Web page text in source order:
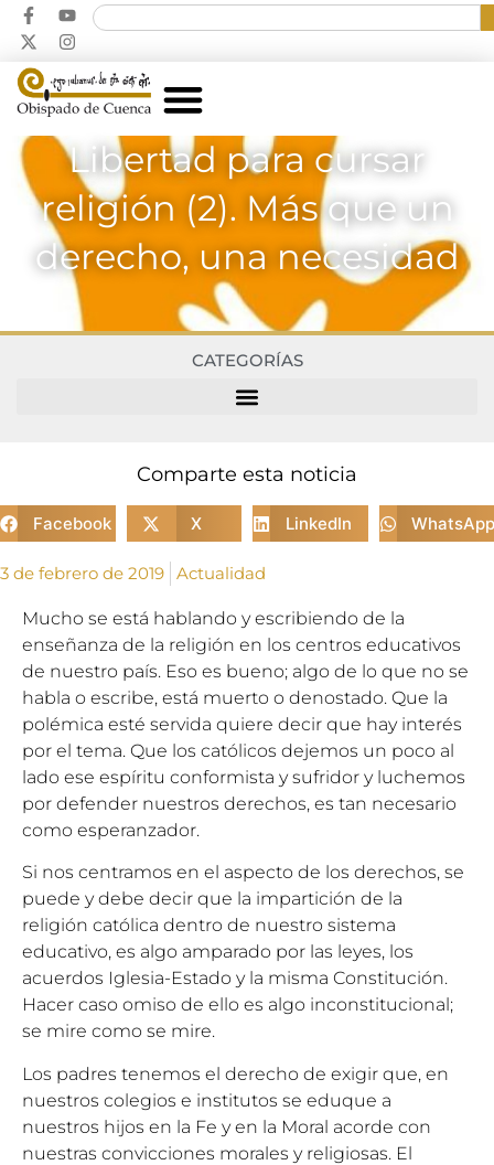
Libertad para cursar
religión (2). Más que un
derecho, una necesidad
CATEGORÍAS
Comparte esta noticia
Facebook X LinkedIn WhatsApp
3 de febrero de 2019 Actualidad
Mucho se está hablando y escribiendo de la
enseñanza de la religión en los centros educativos
de nuestro país. Eso es bueno; algo de lo que no se
habla o escribe, está muerto o denostado. Que la
polémica esté servida quiere decir que hay interés
por el tema. Que los católicos dejemos un poco al
lado ese espíritu conformista y sufridor y luchemos
por defender nuestros derechos, es tan necesario
como esperanzador.
Si nos centramos en el aspecto de los derechos, se
puede y debe decir que la impartición de la
religión católica dentro de nuestro sistema
educativo, es algo amparado por las leyes, los
acuerdos Iglesia-Estado y la misma Constitución.
Hacer caso omiso de ello es algo inconstitucional;
se mire como se mire.
Los padres tenemos el derecho de exigir que, en
nuestros colegios e institutos se eduque a
nuestros hijos en la Fe y en la Moral acorde con
nuestras convicciones morales y religiosas. El